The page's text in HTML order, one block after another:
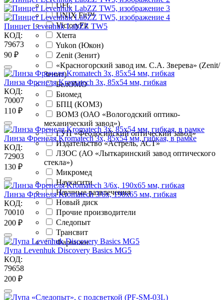
UFC
UNIX Fit™
VictoryFit
Xterra
Yukon (Юкон)
Zenit (Зенит)
«Красногорский завод им. С.А. Зверева» (Zenit/
Зенит)
БелОМО
Биомед
БПЦ (КОМЗ)
ВОМЗ (ОАО «Вологодский оптико-
механический завод»)
ГУП «Феодосийский оптический завод»
Издательство «Астрель, АСТ»
ЛЗОС (АО «Лыткаринский завод оптического
стекла»)
Микромед
Наукасити
Научные развлечения
Новый диск
Прочие производители
Следопыт
Трансвит
Фарвижн
Пинцет Levenhuk LabZZ TW5
КОД:
79673
‍90‍ ₽
Линза Френеля Kromatech 3x, 85х54 мм, гибкая
КОД:
70007
‍110‍ ₽
Линза Френеля Kromatech 3х, 85х54 мм, гибкая, в рамке
КОД:
72903
‍130‍ ₽
Линза Френеля Kromatech 3/6x, 190х65 мм, гибкая
КОД:
70010
‍200‍ ₽
Лупа Levenhuk Discovery Basics MG5
КОД:
79658
‍200‍ ₽